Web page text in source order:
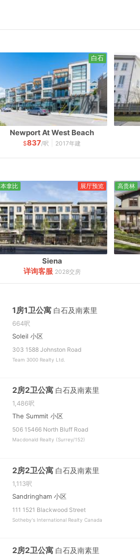
Newport At West Beach
$837/呎 2017年建
白石
Siena
详询客服 2028交房
本拿比 展厅预览 高贵林
1房1卫公寓 白石及南素里
664呎
Soleil 小区
303 1588 Johnston Road
Team 3000 Realty Ltd.
2房2卫公寓 白石及南素里
1,486呎
The Summit 小区
506 15466 North Bluff Road
Macdonald Realty (Surrey/152)
2房2卫公寓 白石及南素里
1,113呎
Sandringham 小区
111 1521 Blackwood Street
Sotheby's International Realty Canada
2房2卫公寓 白石及南素里